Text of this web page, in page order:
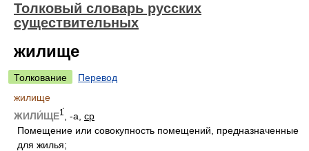
Толковый словарь русских
существительных
жилище
Толкование
Перевод
жилище
ЖИЛИ́ЩЕ1́ , -а, ср
Помещение или совокупность помещений, предназначенные
для жилья;